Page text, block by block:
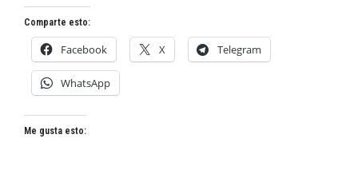
Comparte esto:
Facebook X Telegram
WhatsApp
Me gusta esto: